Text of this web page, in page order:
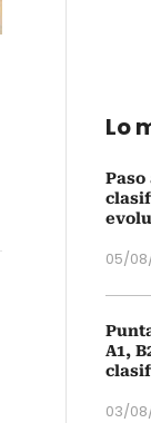
Lo
05/
A1,
03/